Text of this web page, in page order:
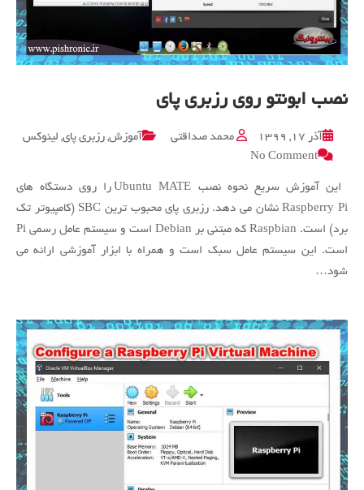
نصب ابونتو روی رزبری پای
آذر ۱۷, ۱۳۹۹ محمد صداقتی آموزش, رزبری پای, لینوکس
No Comment
on
ابونتو
روی
رزبری
این آموزش سریع نحوه نصب Ubuntu MATE را روی دستگاه های
Raspberry Pi نشان می دهد. رزبری پای محبوب ترین SBC (کامپیوتر تک
برد) است. Raspbian که مبتنی بر Debian است و سیستم عامل رسمی Pi
است. این سیستم عامل سبک است و همراه با ابزار آموزشی ارائه می
شود…